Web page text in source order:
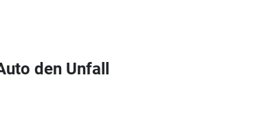
den Unfall